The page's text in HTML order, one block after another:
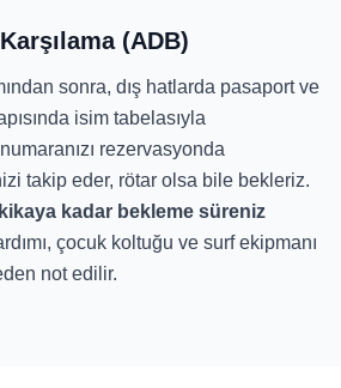
(ADB)
sonra, dış hatlarda pasaport ve
isim tabelasıyla
numaranızı rezervasyonda
takip eder, rötar olsa bile bekleriz.
kadar bekleme süreniz
çocuk koltuğu ve surf ekipmanı
not edilir.